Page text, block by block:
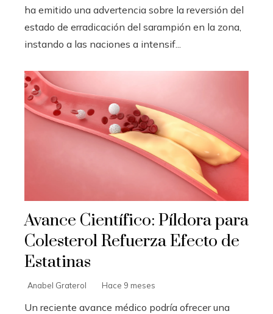
ha emitido una advertencia sobre la reversión del
estado de erradicación del sarampión en la zona,
instando a las naciones a intensif...
Avance Científico: Píldora para
Colesterol Refuerza Efecto de
Estatinas
Anabel Graterol Hace 9 meses
Un reciente avance médico podría ofrecer una